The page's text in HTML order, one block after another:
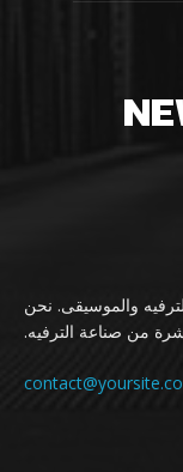
والموسيقى. نحن
من صناعة الترفيه.